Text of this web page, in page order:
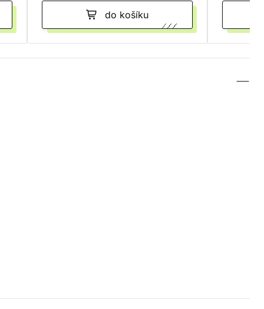
do košíku